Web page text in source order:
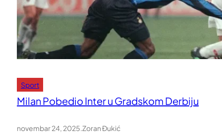
Sport
Milan Pobedio Inter u Gradskom Derbiju
novembar 24, 2025 Zoran Đukić